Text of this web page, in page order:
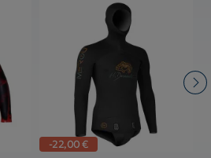
-22,00 €